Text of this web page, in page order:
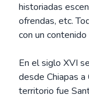
historiadas
ofrendas, etc.
con un
En el siglo XVI
desde Chiapas
territorio fue